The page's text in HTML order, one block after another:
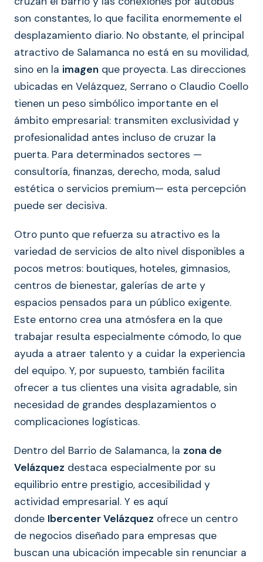
son constantes, lo que facilita enormemente el
desplazamiento diario. No obstante, el principal
atractivo de Salamanca no está en su movilidad,
sino en la imagen que proyecta. Las direcciones
ubicadas en Velázquez, Serrano o Claudio Coello
tienen un peso simbólico importante en el
ámbito empresarial: transmiten exclusividad y
profesionalidad antes incluso de cruzar la
puerta. Para determinados sectores —
consultoría, finanzas, derecho, moda, salud
estética o servicios premium— esta percepción
puede ser decisiva.
Otro punto que refuerza su atractivo es la
variedad de servicios de alto nivel disponibles a
pocos metros: boutiques, hoteles, gimnasios,
centros de bienestar, galerías de arte y
espacios pensados para un público exigente.
Este entorno crea una atmósfera en la que
trabajar resulta especialmente cómodo, lo que
ayuda a atraer talento y a cuidar la experiencia
del equipo. Y, por supuesto, también facilita
ofrecer a tus clientes una visita agradable, sin
necesidad de grandes desplazamientos o
complicaciones logísticas.
Dentro del Barrio de Salamanca, la zona de
Velázquez destaca especialmente por su
equilibrio entre prestigio, accesibilidad y
actividad empresarial. Y es aquí
donde Ibercenter Velázquez ofrece un centro
de negocios diseñado para empresas que
buscan una ubicación impecable sin renunciar a